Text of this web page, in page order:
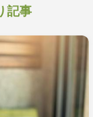
記事